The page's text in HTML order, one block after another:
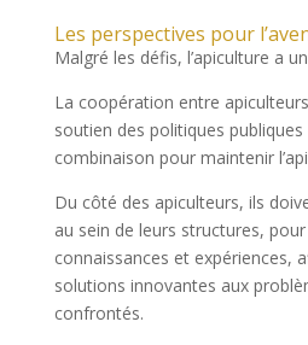
Les perspectives pour
Malgré les défis, l’apiculture a
La coopération entre
soutien des politiques
combinaison pour maintenir
Du côté des apiculteurs, ils
au sein de leurs structures,
connaissances et expériences,
solutions innovantes aux
confrontés.